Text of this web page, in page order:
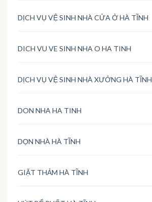
DỊCH VỤ VỆ SINH NHÀ CỬA Ở HÀ TĨNH
DICH VU VE SINH NHA O HA TINH
DỊCH VỤ VỆ SINH NHÀ XƯỞNG HÀ TĨNH
DON NHA HA TINH
DỌN NHÀ HÀ TĨNH
GIẶT THẢM HÀ TĨNH